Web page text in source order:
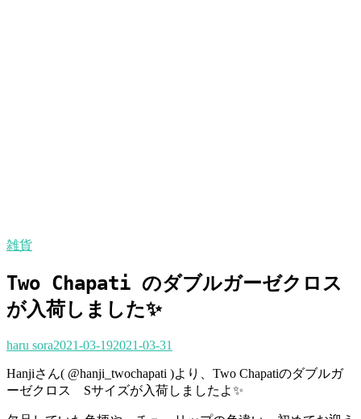
雑貨
Two Chapati のダブルガーゼクロス
が入荷しました✨
haru sora2021-03-192021-03-31
Hanjiさん( @hanji_twochapati )より、Two Chapatiのダブルガ
ーゼクロス Sサイズが入荷しましたよ✨